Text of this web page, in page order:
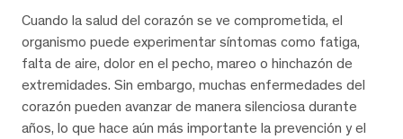
Cuando la salud del corazón se ve comprometida, el
organismo puede experimentar síntomas como fatiga,
falta de aire, dolor en el pecho, mareo o hinchazón de
extremidades. Sin embargo, muchas enfermedades del
corazón pueden avanzar de manera silenciosa durante
años, lo que hace aún más importante la prevención y el